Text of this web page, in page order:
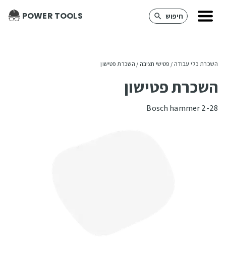
חיפוש POWER TOOLS
השכרת כלי עבודה / פטישי חציבה / השכרת פטישון
השכרת פטישון
Bosch hammer 2-28